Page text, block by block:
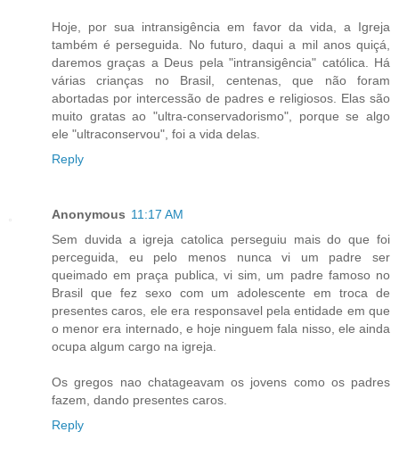
Hoje, por sua intransigência em favor da vida, a Igreja
também é perseguida. No futuro, daqui a mil anos quiçá,
daremos graças a Deus pela "intransigência" católica. Há
várias crianças no Brasil, centenas, que não foram
abortadas por intercessão de padres e religiosos. Elas são
muito gratas ao "ultra-conservadorismo", porque se algo
ele "ultraconservou", foi a vida delas.
Reply
Anonymous 11:17 AM
Sem duvida a igreja catolica perseguiu mais do que foi
perceguida, eu pelo menos nunca vi um padre ser
queimado em praça publica, vi sim, um padre famoso no
Brasil que fez sexo com um adolescente em troca de
presentes caros, ele era responsavel pela entidade em que
o menor era internado, e hoje ninguem fala nisso, ele ainda
ocupa algum cargo na igreja.
Os gregos nao chatageavam os jovens como os padres
fazem, dando presentes caros.
Reply